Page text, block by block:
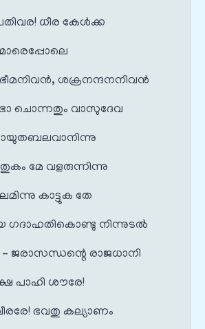
ധീര കേൾക്ക
ഭീമനിവൻ, ശക്രനന്ദനനിവൻ
ചൊന്നതും വാസുദേവ
മേ വളരുന്നിന്നു
കാട്ടുക തേ
ഗദാഹതികൊണ്ടു നിന്നുടൽ
– ജരാസന്ധന്റെ രാജധാനി
പാഹി ശൗരേ!
ഭവതു കല്യാണം